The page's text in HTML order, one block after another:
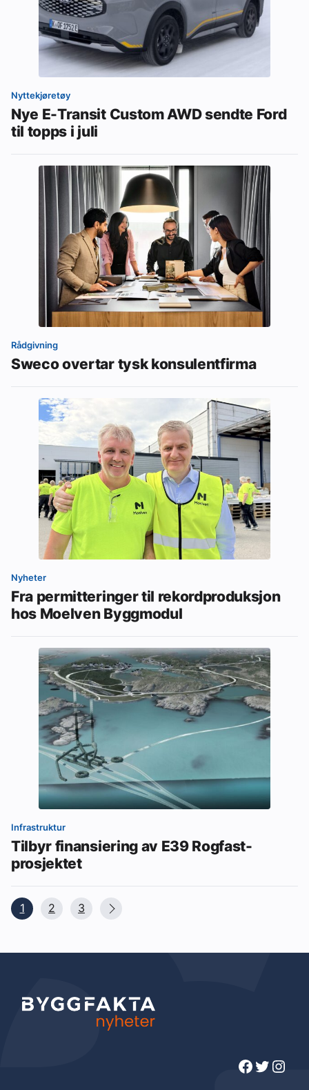
Nyttekjøretøy
Nye E-Transit Custom AWD sendte Ford
til topps i juli
Rådgivning
Sweco overtar tysk konsulentfirma
Nyheter
Fra permitteringer til rekordproduksjon
hos Moelven Byggmodul
Infrastruktur
Tilbyr finansiering av E39 Rogfast-
prosjektet
1 2 3
Facebook Twitter Instagram